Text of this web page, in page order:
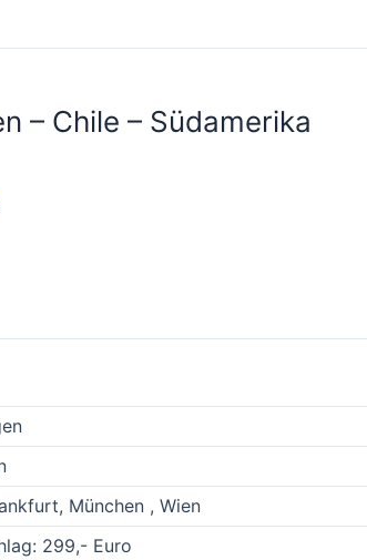
– Chile – Südamerika
München , Wien
299,- Euro